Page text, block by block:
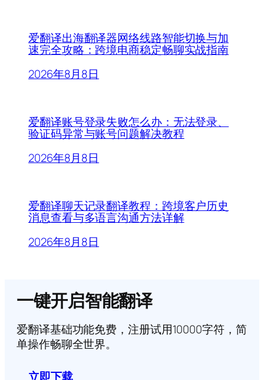
爱翻译出海翻译器网络线路智能切换与加
速完全攻略：跨境电商稳定畅聊实战指南
2026年8月8日
爱翻译账号登录失败怎么办：无法登录、
验证码异常与账号问题解决教程
2026年8月8日
爱翻译聊天记录翻译教程：跨境客户历史
消息查看与多语言沟通方法详解
2026年8月8日
一键开启智能翻译
爱翻译基础功能免费，注册试用10000字符，简
单操作畅聊全世界。
立即下载